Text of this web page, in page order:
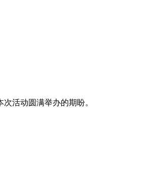
活动圆满举办的期盼。